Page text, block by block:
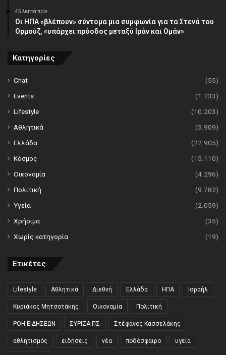
45 λεπτά πρίν
Οι ΗΠΑ «βλέπουν» σύντομα μια συμφωνία για τα Στενά του
Ορμούζ, «υπάρχει πρόοδος μεταξύ Ιράν και Ομάν»
Κατηγορίες
Chat
(55)
Events
(1.233)
Lifestyle
(10.203)
Αθλητικά
(5.909)
Ελλάδα
(22.905)
Κόσμος
(15.110)
Οικονομία
(4.296)
Πολιτική
(9.782)
Υγεία
(2.059)
Χρήσιμα
(35)
Χωρίς κατηγορία
(19)
Ετικέτες
Lifestyle Αθλητικά Διεθνή Ελλάδα ΗΠΑ Ισραήλ
Κυριάκος Μητσοτάκης Οικονομία Πολιτική
ΡΟΗ ΕΙΔΗΣΕΩΝ ΣΥΡΙΖΑ ΠΣ Στέφανος Κασσελάκης
αθλητισμός ειδήσεις νέα ποδόσφαιρο υγεία